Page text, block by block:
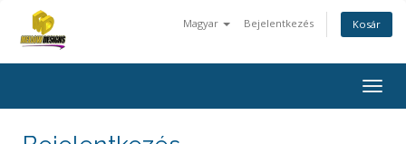
Magyar Bejelentkezés Kosár